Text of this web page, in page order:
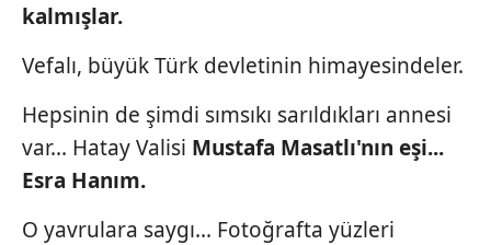
kalmışlar.
Vefalı, büyük Türk devletinin himayesindeler.
Hepsinin de şimdi sımsıkı sarıldıkları annesi
var... Hatay Valisi Mustafa Masatlı'nın eşi...
Esra Hanım.
O yavrulara saygı... Fotoğrafta yüzleri